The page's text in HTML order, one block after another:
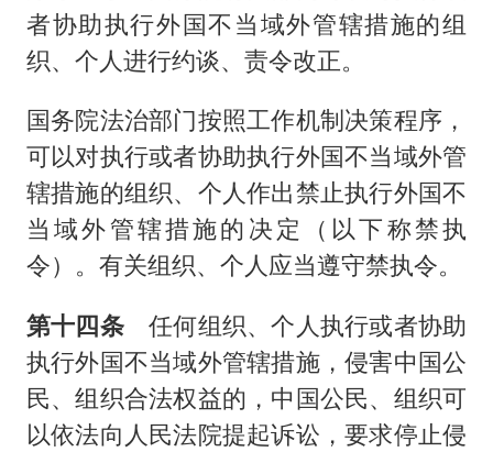
者协助执行外国不当域外管辖措施的组
织、个人进行约谈、责令改正。
国务院法治部门按照工作机制决策程序，
可以对执行或者协助执行外国不当域外管
辖措施的组织、个人作出禁止执行外国不
当域外管辖措施的决定（以下称禁执
令）。有关组织、个人应当遵守禁执令。
第十四条任何组织、个人执行或者协助
执行外国不当域外管辖措施，侵害中国公
民、组织合法权益的，中国公民、组织可
以依法向人民法院提起诉讼，要求停止侵